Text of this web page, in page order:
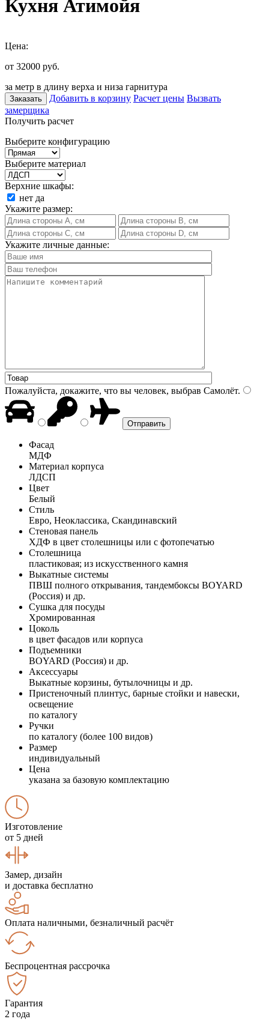
Кухня Атимойя
Цена:
от 32000 руб.
за метр в длину верха и низа гарнитура
Заказать Добавить в корзину Расчет цены Вызвать
замерщика
Получить расчет
Выберите конфигурацию
Выберите материал
Верхние шкафы:
нет да
Укажите размер:
Укажите личные данные:
Пожалуйста, докажите, что вы человек, выбрав Самолёт.
Фасад
МДФ
Материал корпуса
ЛДСП
Цвет
Белый
Стиль
Евро, Неоклассика, Скандинавский
Стеновая панель
ХДФ в цвет столешницы или с фотопечатью
Столешница
пластиковая; из искусственного камня
Выкатные системы
ПВШ полного открывания, тандембоксы BOYARD
(Россия) и др.
Сушка для посуды
Хромированная
Цоколь
в цвет фасадов или корпуса
Подъемники
BOYARD (Россия) и др.
Аксессуары
Выкатные корзины, бутылочницы и др.
Пристеночный плинтус, барные стойки и навески,
освещение
по каталогу
Ручки
по каталогу (более 100 видов)
Размер
индивидуальный
Цена
указана за базовую комплектацию
Изготовление
от 5 дней
Замер, дизайн
и доставка бесплатно
Оплата наличными, безналичный расчёт
Беспроцентная рассрочка
Гарантия
2 года